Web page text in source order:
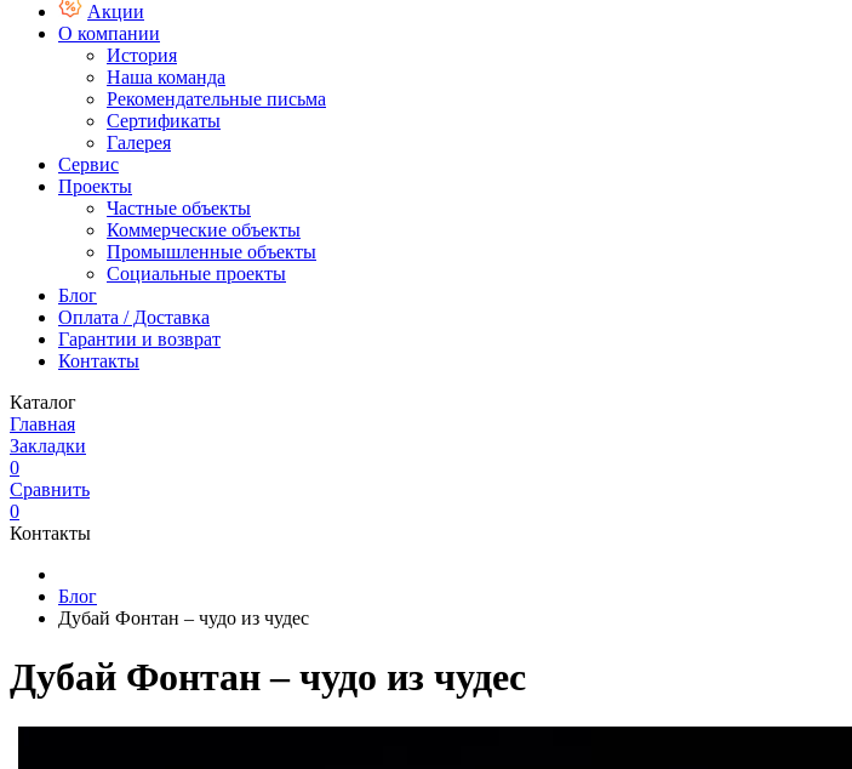
Акции
О компании
История
Наша команда
Рекомендательные письма
Сертификаты
Галерея
Сервис
Проекты
Частные объекты
Коммерческие объекты
Промышленные объекты
Социальные проекты
Блог
Оплата / Доставка
Гарантии и возврат
Контакты
Каталог
Главная
Закладки
0
Сравнить
0
Контакты
Блог
Дубай Фонтан – чудо из чудес
Дубай Фонтан – чудо из чудес